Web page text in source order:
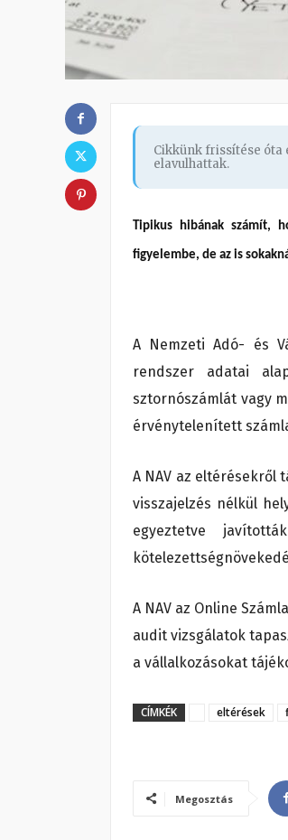
Cikkünk frissítése óta
elavulhattak.
Tipikus hibának számít,
figyelembe, de az is
A Nemzeti Adó- és
rendszer adatai
sztornószámlát vagy
érvénytelenített
A NAV az eltérésekről
visszajelzés nélkül
egyeztetve
A NAV az Online
audit vizsgálatok
a vállalkozásokat
CÍMKÉK eltérések
Megosztás